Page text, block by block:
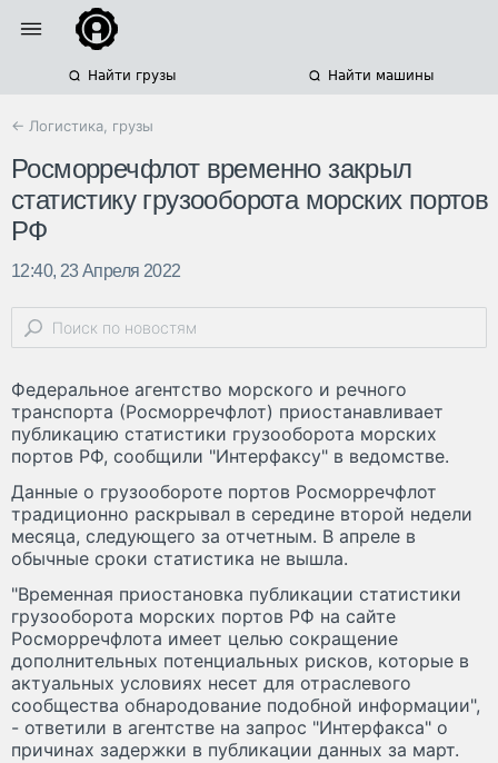
Найти грузы Найти машины
← Логистика, грузы
Росморречфлот временно закрыл
статистику грузооборота морских портов
РФ
12:40, 23 Апреля 2022
Федеральное агентство морского и речного
транспорта (Росморречфлот) приостанавливает
публикацию статистики грузооборота морских
портов РФ, сообщили "Интерфаксу" в ведомстве.
Данные о грузообороте портов Росморречфлот
традиционно раскрывал в середине второй недели
месяца, следующего за отчетным. В апреле в
обычные сроки статистика не вышла.
"Временная приостановка публикации статистики
грузооборота морских портов РФ на сайте
Росморречфлота имеет целью сокращение
дополнительных потенциальных рисков, которые в
актуальных условиях несет для отраслевого
сообщества обнародование подобной информации",
- ответили в агентстве на запрос "Интерфакса" о
причинах задержки в публикации данных за март.